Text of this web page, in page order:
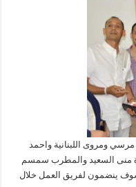
ومروى اللبنانية واحمد
منى السعيد والمطرب سمسم
ينضمون لفريق العمل خلال